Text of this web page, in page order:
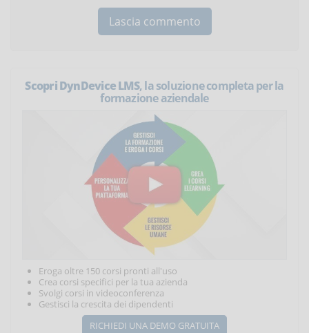
Scopri DynDevice LMS, la soluzione completa per la
formazione aziendale
Eroga oltre 150 corsi pronti all'uso
Crea corsi specifici per la tua azienda
Svolgi corsi in videoconferenza
Gestisci la crescita dei dipendenti
RICHIEDI UNA DEMO GRATUITA